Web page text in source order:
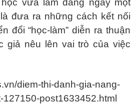
đưa ra những cách kết nối
đổi “học-làm” diễn ra thuận
giả nêu lên vai trò của việc
diem-thi-danh-gia-nang-
127150-post1633452.html